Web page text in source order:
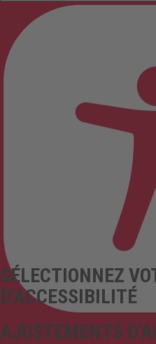
AJUSTEMENTS
SÉLECTIONNEZ
D'ACCESSIBILITÉ